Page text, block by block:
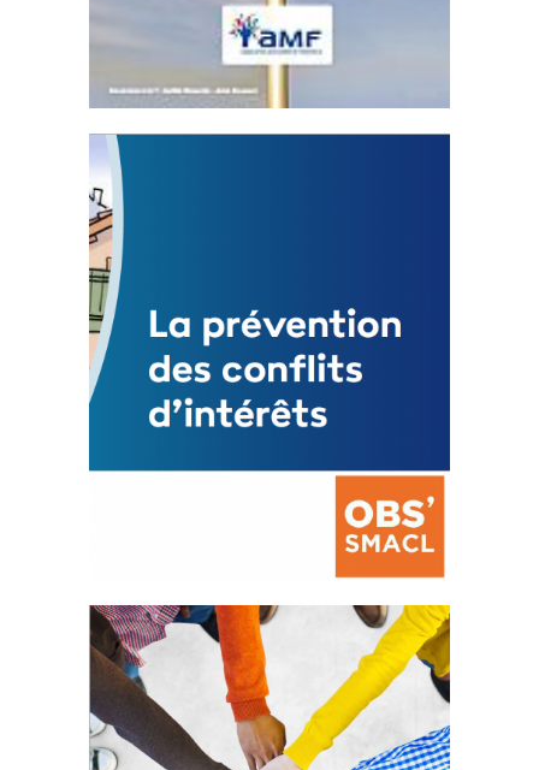
Statut de l’élu local
3 avril 2024
Mise à jour avril 2024
FEUILLETER
La prévention des conflits
d’intérêts
18 septembre 2023
FEUILLETER